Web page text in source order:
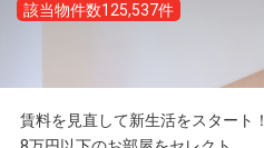
該当物件数125,537件
賃料を見直して新生活をスタート！